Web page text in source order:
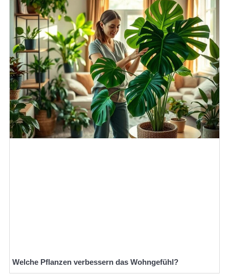
Welche Pflanzen verbessern das Wohngefühl?